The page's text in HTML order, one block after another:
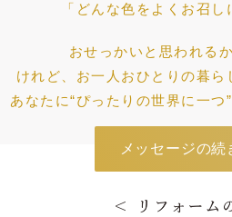
「どんな色をよくお召し
おせっかいと思われる
けれど、お一人おひとりの暮ら
あなたに“ぴったりの世界に一つ
メッセージの続